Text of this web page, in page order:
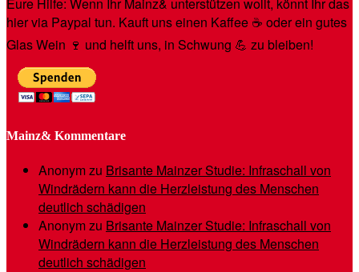
Eure Hilfe: Wenn Ihr Mainz& unterstützen wollt, könnt Ihr das
hier via Paypal tun. Kauft uns einen Kaffee ☕️ oder ein gutes
Glas Wein 🍷 und helft uns, in Schwung 💪 zu bleiben!
Mainz& Kommentare
Anonymzu Brisante Mainzer Studie: Infraschall von
Windrädern kann die Herzleistung des Menschen
deutlich schädigen
Anonymzu Brisante Mainzer Studie: Infraschall von
Windrädern kann die Herzleistung des Menschen
deutlich schädigen